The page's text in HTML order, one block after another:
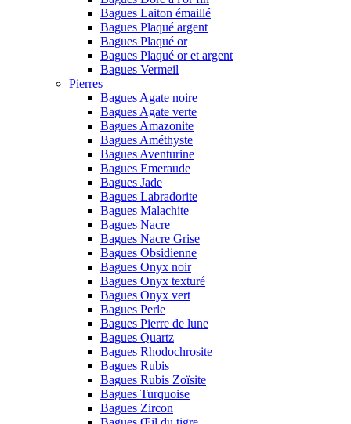
Bagues Laiton émaillé
Bagues Plaqué argent
Bagues Plaqué or
Bagues Plaqué or et argent
Bagues Vermeil
Pierres
Bagues Agate noire
Bagues Agate verte
Bagues Amazonite
Bagues Améthyste
Bagues Aventurine
Bagues Emeraude
Bagues Jade
Bagues Labradorite
Bagues Malachite
Bagues Nacre
Bagues Nacre Grise
Bagues Obsidienne
Bagues Onyx noir
Bagues Onyx texturé
Bagues Onyx vert
Bagues Perle
Bagues Pierre de lune
Bagues Quartz
Bagues Rhodochrosite
Bagues Rubis
Bagues Rubis Zoïsite
Bagues Turquoise
Bagues Zircon